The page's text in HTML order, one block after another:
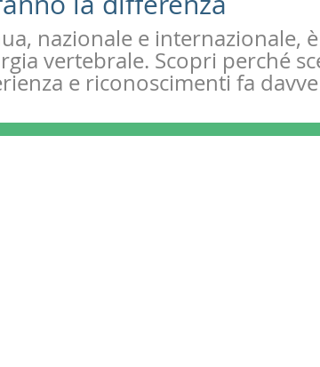
nazionale e internazionale,
vertebrale. Scopri perché
e riconoscimenti fa